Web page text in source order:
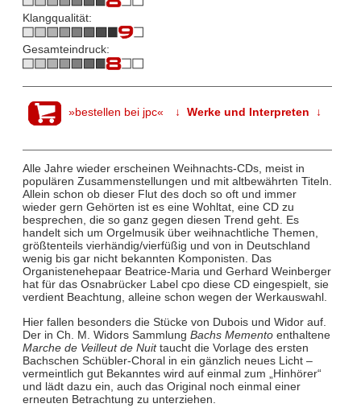
Klangqualität:
Gesamteindruck:
»bestellen bei jpc« ↓ Werke und Interpreten ↓
Alle Jahre wieder erscheinen Weihnachts-CDs, meist in
populären Zusammenstellungen und mit altbewährten Titeln.
Allein schon ob dieser Flut des doch so oft und immer
wieder gern Gehörten ist es eine Wohltat, eine CD zu
besprechen, die so ganz gegen diesen Trend geht. Es
handelt sich um Orgelmusik über weihnachtliche Themen,
größtenteils vierhändig/vierfüßig und von in Deutschland
wenig bis gar nicht bekannten Komponisten. Das
Organistenehepaar Beatrice-Maria und Gerhard Weinberger
hat für das Osnabrücker Label cpo diese CD eingespielt, sie
verdient Beachtung, alleine schon wegen der Werkauswahl.
Hier fallen besonders die Stücke von Dubois und Widor auf.
Der in Ch. M. Widors Sammlung Bachs Mementoenthaltene
Marche de Veilleut de Nuittaucht die Vorlage des ersten
Bachschen Schübler-Choral in ein gänzlich neues Licht –
vermeintlich gut Bekanntes wird auf einmal zum „Hinhörer“
und lädt dazu ein, auch das Original noch einmal einer
erneuten Betrachtung zu unterziehen.